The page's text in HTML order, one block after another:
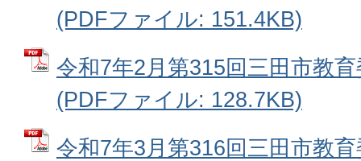
(PDFファイル: 151.4KB)
令和7年2月第315回三田市教
(PDFファイル: 128.7KB)
令和7年3月第316回三田市教